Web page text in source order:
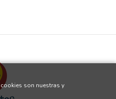
son nuestras y